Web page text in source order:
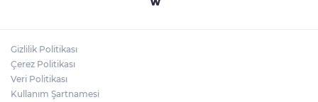
Zonguldak sıcaktan bunaldı, sahillere
Gizlilik Politikası
Çerez Politikası
Veri Politikası
Kullanım Şartnamesi